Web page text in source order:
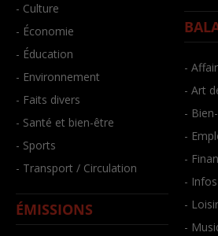
- Culture
- Économie
- Éducation
- Environnement
- Faits divers
- Santé et bien-être
- Sports
- Transport / Circulation
ÉMISSIONS
-
- Art
-
-
-
-
-
-